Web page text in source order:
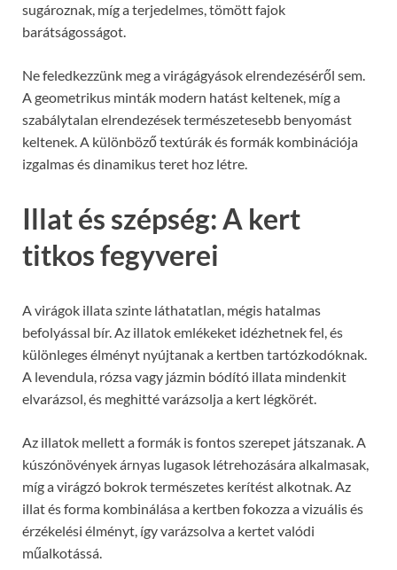
sugároznak, míg a terjedelmes, tömött fajok
barátságosságot.
Ne feledkezzünk meg a virágágyások elrendezéséről sem.
A geometrikus minták modern hatást keltenek, míg a
szabálytalan elrendezések természetesebb benyomást
keltenek. A különböző textúrák és formák kombinációja
izgalmas és dinamikus teret hoz létre.
Illat és szépség: A kert
titkos fegyverei
A virágok illata szinte láthatatlan, mégis hatalmas
befolyással bír. Az illatok emlékeket idézhetnek fel, és
különleges élményt nyújtanak a kertben tartózkodóknak.
A levendula, rózsa vagy jázmin bódító illata mindenkit
elvarázsol, és meghitté varázsolja a kert légkörét.
Az illatok mellett a formák is fontos szerepet játszanak. A
kúszónövények árnyas lugasok létrehozására alkalmasak,
míg a virágzó bokrok természetes kerítést alkotnak. Az
illat és forma kombinálása a kertben fokozza a vizuális és
érzékelési élményt, így varázsolva a kertet valódi
műalkotássá.